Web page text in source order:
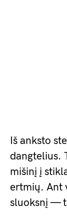
Iš anksto
dangtelius.
mišinį į
ertmių. Ant
sluoksnį —